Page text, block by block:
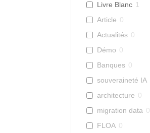
Livre Blanc 1
Article 0
Actualités 0
Démo 0
Banques 0
souveraineté IA
architecture 0
migration data 0
FLOA 0